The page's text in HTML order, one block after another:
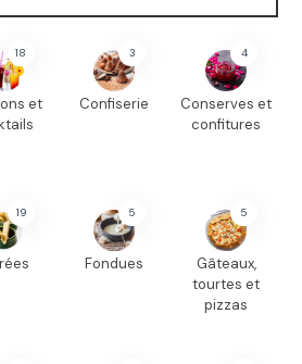
18
et
3
Confiserie
4
Conserves et
confitures
19 5
Fondues
5
Gâteaux,
tourtes et
pizzas